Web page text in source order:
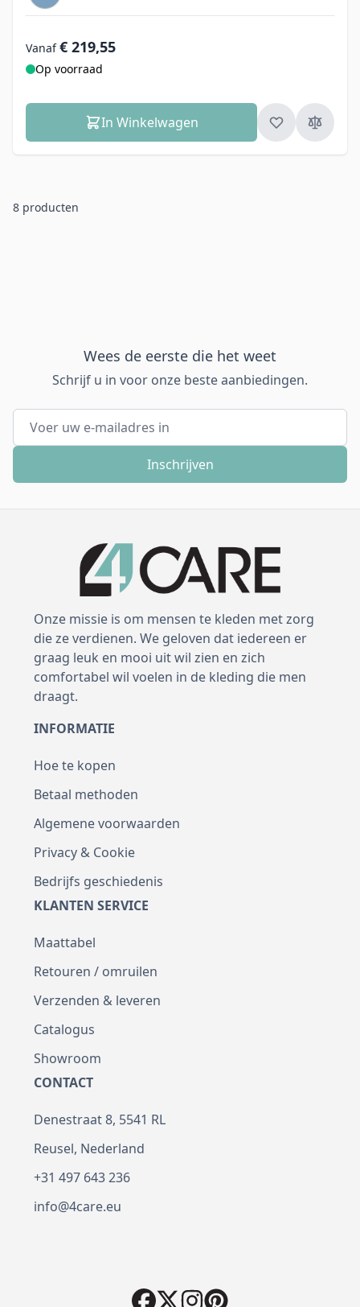
Vanaf € 219,55
Op voorraad
In Winkelwagen
8 producten
Wees de eerste die het weet
Schrijf u in voor onze beste aanbiedingen.
E-mail adres
Inschrijven
Onze missie is om mensen te kleden met zorg
die ze verdienen. We geloven dat iedereen er
graag leuk en mooi uit wil zien en zich
comfortabel wil voelen in de kleding die men
draagt.
INFORMATIE
Hoe te kopen
Betaal methoden
Algemene voorwaarden
Privacy & Cookie
Bedrijfs geschiedenis
KLANTEN SERVICE
Maattabel
Retouren / omruilen
Verzenden & leveren
Catalogus
Showroom
CONTACT
Denestraat 8, 5541 RL
Reusel, Nederland
+31 497 643 236
info@4care.eu